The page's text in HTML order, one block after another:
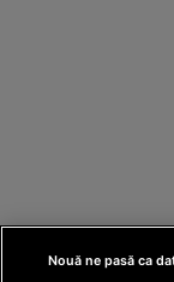
Nouă ne pasă ca